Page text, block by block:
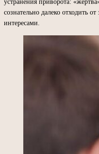
устранения приворота:
сознательно далеко отходить
интересами.